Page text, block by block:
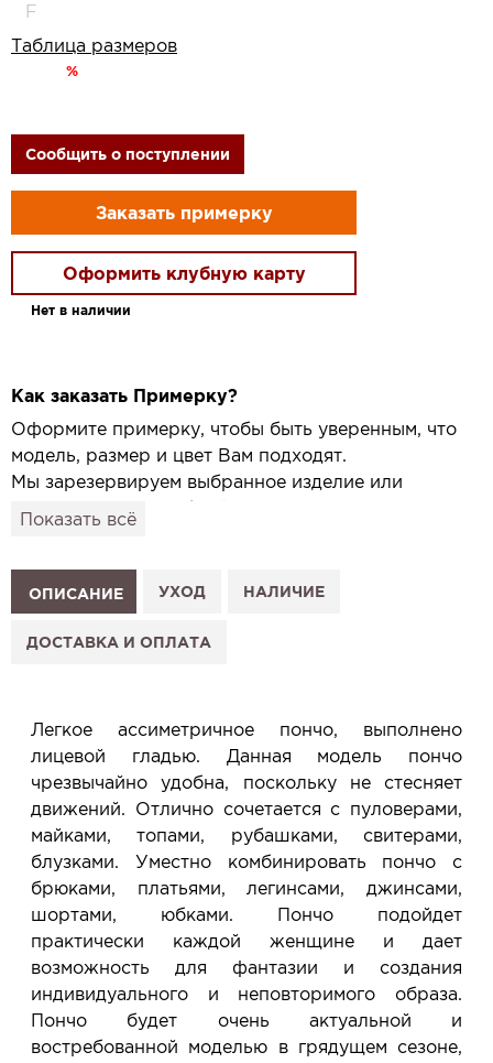
F
Таблица размеров
%
Сообщить о поступлении
Заказать примерку
Оформить клубную карту
Нет в наличии
Как заказать Примерку?
Оформите примерку, чтобы быть уверенным, что
модель, размер и цвет Вам подходят.
Мы зарезервируем выбранное изделие или
привезём его в удобный для вас салон и
1. Выберите изделие на сайте.
2. Нажмите «Заказать примерку» и выберите салон.
3. Заполните форму и отправьте заявку.
Услуга бесплатная и ни к чему не обязывает: Вы
примеряете в салоне и уже на месте решаете,
покупать или нет.
Планируйте визит в удобное для Вас время -
резерв действует 5 дней.
Показать всё
ОПИСАНИЕ УХОД НАЛИЧИЕ
ДОСТАВКА И ОПЛАТА
Легкое ассиметричное пончо, выполнено
лицевой гладью. Данная модель пончо
чрезвычайно удобна, поскольку не стесняет
движений. Отлично сочетается с пуловерами,
майками, топами, рубашками, свитерами,
блузками. Уместно комбинировать пончо с
брюками, платьями, легинсами, джинсами,
шортами, юбками. Пончо подойдет
практически каждой женщине и дает
возможность для фантазии и создания
индивидуального и неповторимого образа.
Пончо будет очень актуальной и
востребованной моделью в грядущем сезоне,